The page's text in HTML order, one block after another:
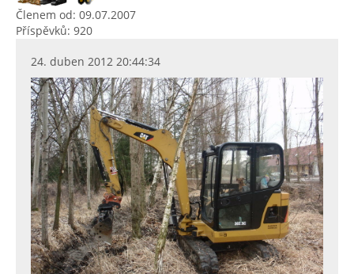
Členem od: 09.07.2007
Příspěvků: 920
24. duben 2012 20:44:34